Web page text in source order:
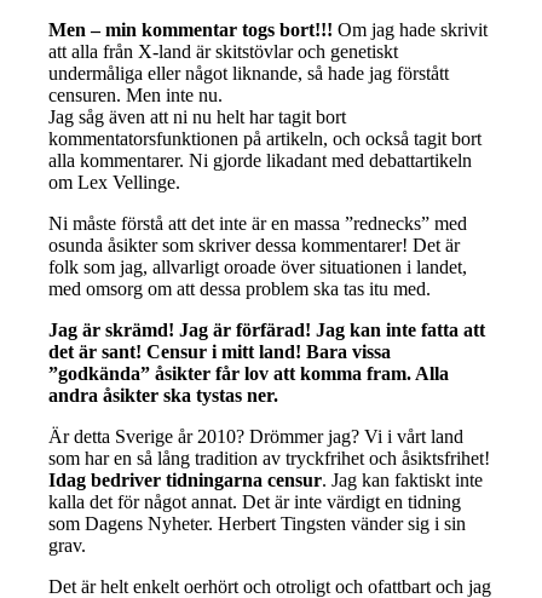
Men – min kommentar togs bort!!! Om jag hade skrivit
att alla från X-land är skitstövlar och genetiskt
undermåliga eller något liknande, så hade jag förstått
censuren. Men inte nu.
Jag såg även att ni nu helt har tagit bort
kommentatorsfunktionen på artikeln, och också tagit bort
alla kommentarer. Ni gjorde likadant med debattartikeln
om Lex Vellinge.
Ni måste förstå att det inte är en massa ”rednecks” med
osunda åsikter som skriver dessa kommentarer! Det är
folk som jag, allvarligt oroade över situationen i landet,
med omsorg om att dessa problem ska tas itu med.
Jag är skrämd! Jag är förfärad! Jag kan inte fatta att
det är sant! Censur i mitt land! Bara vissa
”godkända” åsikter får lov att komma fram. Alla
andra åsikter ska tystas ner.
Är detta Sverige år 2010? Drömmer jag? Vi i vårt land
som har en så lång tradition av tryckfrihet och åsiktsfrihet!
Idag bedriver tidningarna censur. Jag kan faktiskt inte
kalla det för något annat. Det är inte värdigt en tidning
som Dagens Nyheter. Herbert Tingsten vänder sig i sin
grav.
Det är helt enkelt oerhört och otroligt och ofattbart och jag